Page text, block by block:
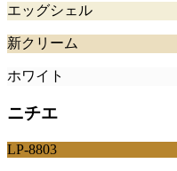
エッグシェル
新クリーム
ホワイト
ニチエ
LP-8803